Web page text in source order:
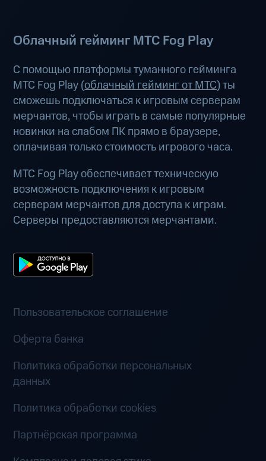
Облачный гейминг МТС Fog Play
С помощью платформы туманного гейминга
МТС Fog Play (облачный гейминг от МТС) ты
сможешь подключаться к игровым серверам
мерчантов, чтобы играть в самые популярные
новинки на слабом ПК прямо в браузере,
оплачивая только стоимость игрового часа.
МТС Fog Play обеспечивает техническую
возможность подключения к игровым
серверам мерчантов для доступа к играм.
Серверы предоставляются мерчантами.
Пользовательское соглашение
Оферта банка
Политика обработки персональных
данных
Политика обработки cookies
Партнёрская программа